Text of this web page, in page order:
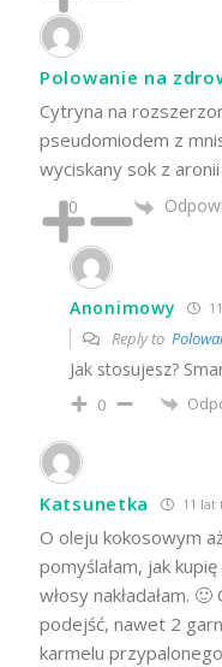
Polowanie na
Cytryna na
pseudomiodem z
wyciskany sok z aronii
0
Anonimowy
Reply to
Jak stosujesz?
0
Katsunetka 11 lat
O oleju kokosowym
pomyślałam, jak
włosy nakładałam.
podejść, nawet 2
karmelu